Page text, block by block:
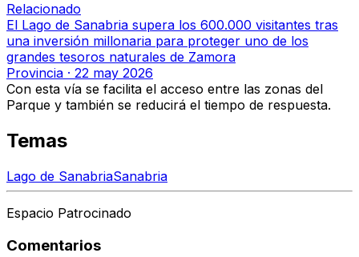
Relacionado
El Lago de Sanabria supera los 600.000 visitantes tras
una inversión millonaria para proteger uno de los
grandes tesoros naturales de Zamora
Provincia · 22 may 2026
Con esta vía se facilita el acceso entre las zonas del
Parque y también se reducirá el tiempo de respuesta.
Temas
Lago de SanabriaSanabria
Espacio Patrocinado
Comentarios